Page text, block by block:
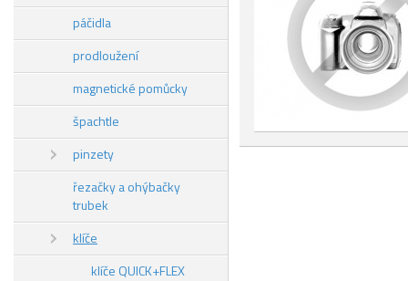
páčidla
prodloužení
magnetické pomůcky
špachtle
pinzety
řezačky a ohýbačky
trubek
klíče
klíče QUICK+FLEX